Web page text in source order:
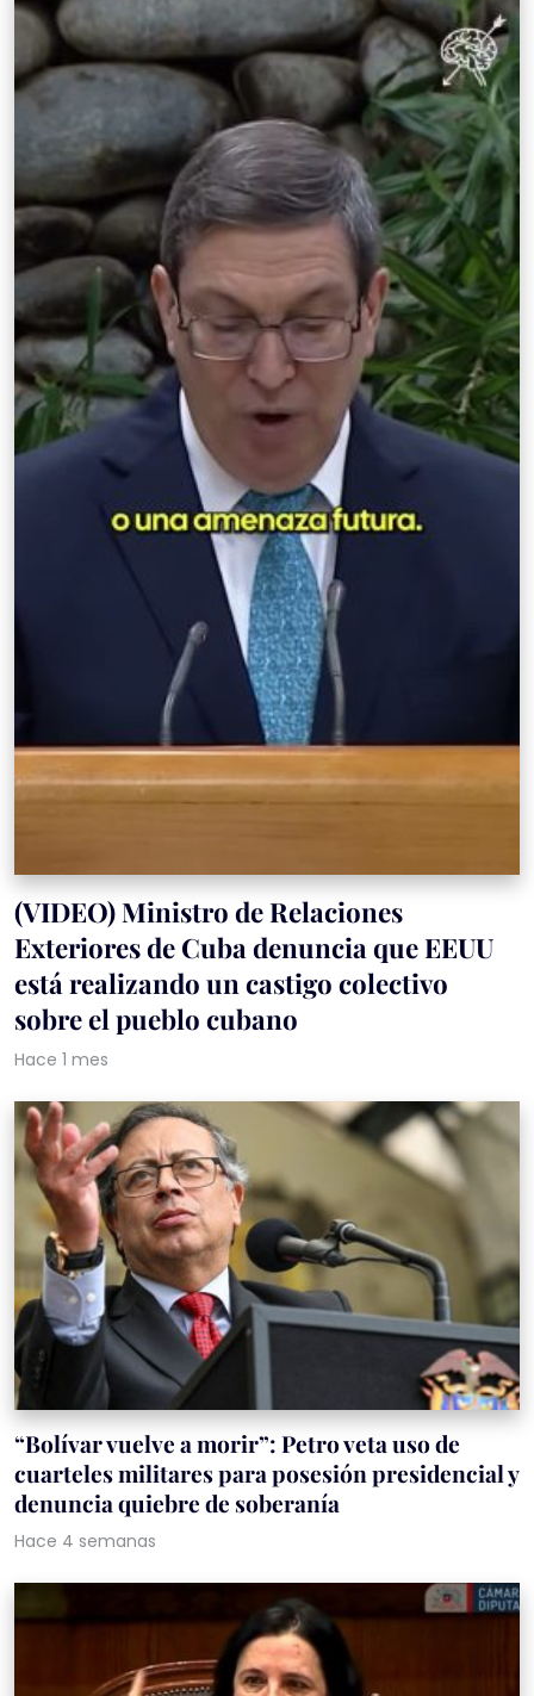
(VIDEO) Ministro de Relaciones
Exteriores de Cuba denuncia que EEUU
está realizando un castigo colectivo
sobre el pueblo cubano
Hace 1 mes
“Bolívar vuelve a morir”: Petro veta uso de
cuarteles militares para posesión presidencial y
denuncia quiebre de soberanía
Hace 4 semanas